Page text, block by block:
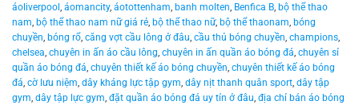
áoliverpool , áomancity, áotottenham, banh molten, Benfica B, bộ thể thao
nam, bộ thể thao nam nữ giá rẻ, bộ thể thao nữ, bộ thể thaonam, bóng
chuyền, bóng rổ, căng vợt cầu lông ở đâu, cầu thủ bóng chuyền, champions,
chelsea, chuyên in ấn áo cầu lông, chuyên in ấn quần áo bóng đá, chuyên sỉ
quần áo bóng đá, chuyên thiết kế áo bóng chuyền, chuyên thiết kế áo bóng
đá, cờ lưu niệm, dây kháng lực tập gym, dây nịt thanh quân sport, dây tập
gym, dây tập lực gym, đặt quần áo bóng đá uy tín ở đâu, địa chỉ bán áo bóng